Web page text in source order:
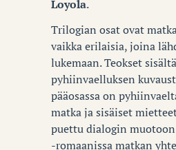
Loyola.
Trilogian osat ovat
vaikka erilaisia, joina
lukemaan. Teokset
pyhiinvaelluksen
pääosassa on
matka ja sisäiset
puettu dialogin
-romaanissa matkan